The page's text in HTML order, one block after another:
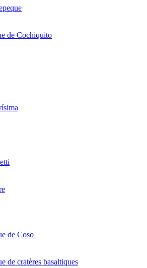
de Cochiquito
de Coso
de cratères basaltiques